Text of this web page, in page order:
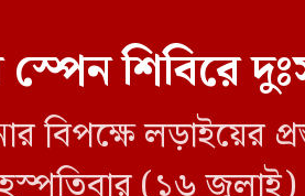
শিবিরে
বিপক্ষে লড়াইয়ের